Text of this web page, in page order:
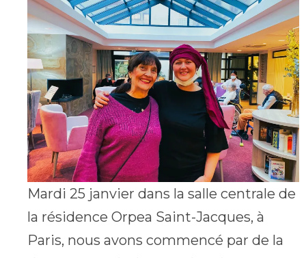
Mardi 25 janvier dans la salle centrale de
la résidence Orpea Saint-Jacques, à
Paris, nous avons commencé par de la